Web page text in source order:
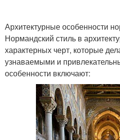
Архитектурные особенности
Нормандский стиль в
характерных черт, которые
узнаваемыми и
особенности включают: